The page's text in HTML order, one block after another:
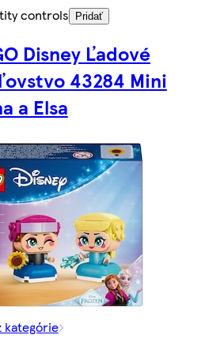
controls
Pridať
Disney Ľadové
43284 Mini
a Elsa
kategórie